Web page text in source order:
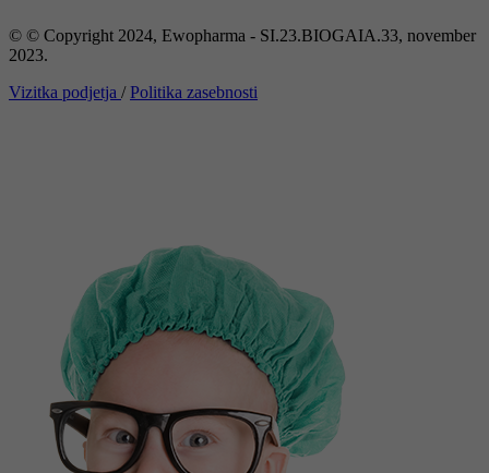
© © Copyright 2024, Ewopharma - SI.23.BIOGAIA.33, november
2023.
Vizitka podjetja /Politika zasebnosti